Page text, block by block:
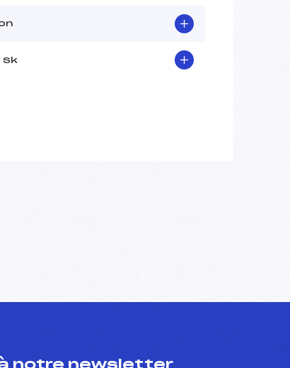
Sk
notre newsletter